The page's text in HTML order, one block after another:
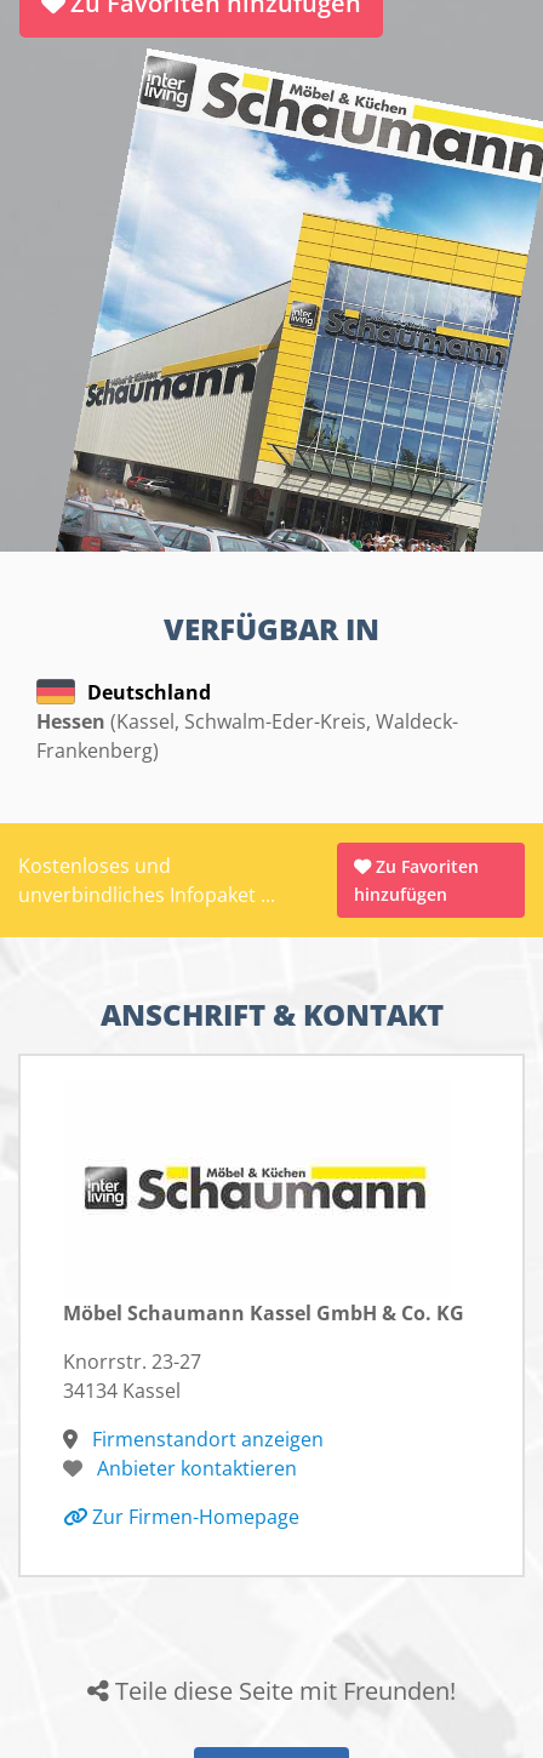
VERFÜGBAR IN
Deutschland
Hessen (Kassel, Schwalm-Eder-Kreis, Waldeck-
Frankenberg)
Kostenloses und
unverbindliches Infopaket ...
Zu Favoriten
hinzufügen
ANSCHRIFT & KONTAKT
Möbel Schaumann Kassel GmbH & Co. KG
Knorrstr. 23-27
34134 Kassel
Firmenstandort anzeigen
Anbieter kontaktieren
Zur Firmen-Homepage
Teile diese Seite mit Freunden!